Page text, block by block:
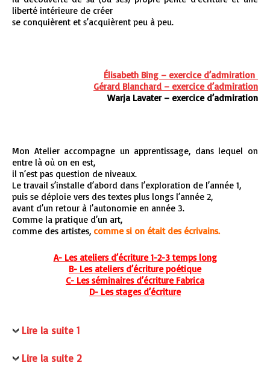
liberté intérieure de créer
se conquièrent et s’acquièrent peu à peu.
Élisabeth Bing – exercice d’admiration
Gérard Blanchard – exercice d’admiration
Warja Lavater – exercice d’admiration
Mon Atelier accompagne un apprentissage, dans lequel on
entre là où on en est,
il n’est pas question de niveaux.
Le travail s’installe d’abord dans l’exploration de l’année 1,
puis se déploie vers des textes plus longs l’année 2,
avant d’un retour à l’autonomie en année 3.
Comme la pratique d’un art,
comme des artistes, comme si on était des écrivains.
A- Les ateliers d’écriture 1-2-3 temps long
B- Les ateliers d’écriture poétique
C- Les séminaires d’écriture Fabrica
D- Les stages d’écriture
Lire la suite 1
Lire la suite 2